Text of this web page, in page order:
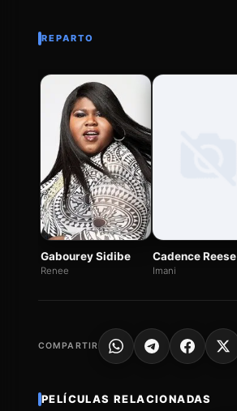
REPARTO
Gabourey Sidibe
Renee
Cadence Reese
Imani
COMPARTIR
PELÍCULAS RELACIONADAS